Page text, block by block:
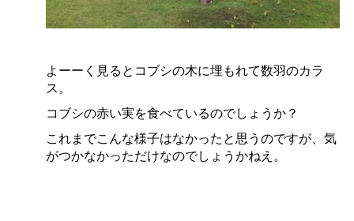
よーーく見るとコブシの木に埋もれて数羽のカラ
ス。
コブシの赤い実を食べているのでしょうか？
これまでこんな様子はなかったと思うのですが、気
がつかなかっただけなのでしょうかねえ。